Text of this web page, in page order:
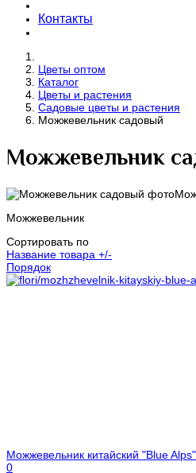
Контакты
Цветы оптом
Каталог
Цветы и растения
Садовые цветы и растения
Можжевельник садовый
Можжевельник
Можжевельник
Сортировать по
Название товара +/-
Порядок
Можжевельник китайский "Blue Alps"
0